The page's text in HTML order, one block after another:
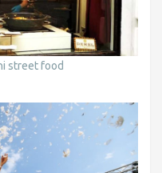
street food